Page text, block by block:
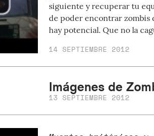
siguiente y recuperar tu
de poder encontrar zombis
hay potencial. Que no la
14 SEPTIEMBRE 2012
Imágenes de
13 SEPTIEMBRE 2012